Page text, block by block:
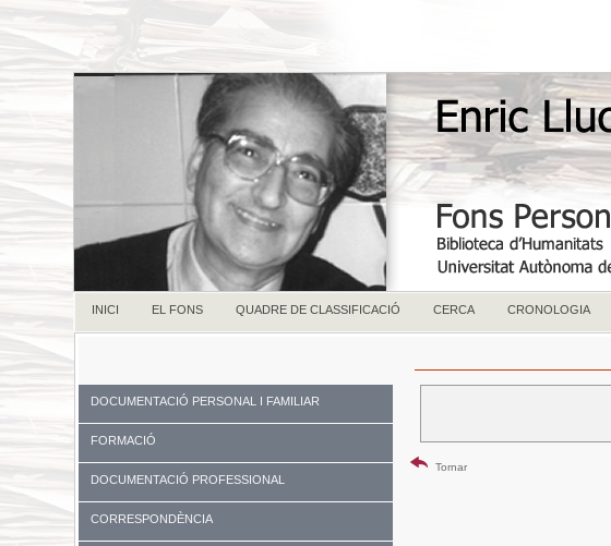
INICI EL FONS QUADRE DE CLASSIFICACIÓ CERCA CRONOLOGIA
DOCUMENTACIÓ PERSONAL I FAMILIAR
FORMACIÓ
DOCUMENTACIÓ PROFESSIONAL
CORRESPONDÈNCIA
Tornar